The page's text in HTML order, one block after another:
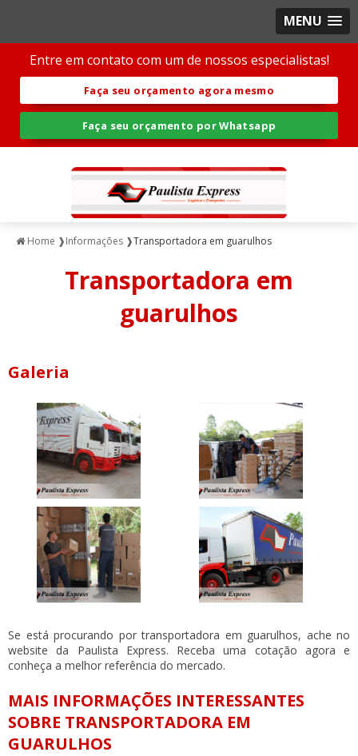
MENU
Entre em contato com um de nossos especialistas!
Faça seu orçamento agora mesmo
Faça seu orçamento por Whatsapp
Home ❱Informações ❱Transportadora em guarulhos
Transportadora em
guarulhos
Galeria
Se está procurando portransportadora em guarulhos, ache no
website da Paulista Express. Receba uma cotação agora e
conheça a melhor referência do mercado.
MAIS INFORMAÇÕES INTERESSANTES
SOBRE TRANSPORTADORA EM
GUARULHOS